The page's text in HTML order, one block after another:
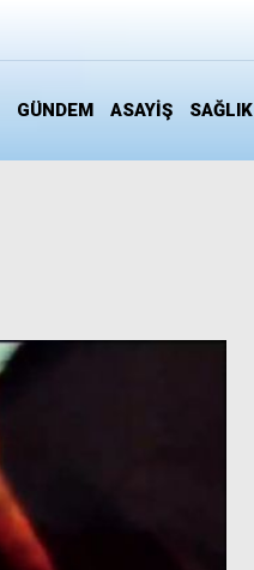
GÜNDEM ASAYİŞ SAĞLIK